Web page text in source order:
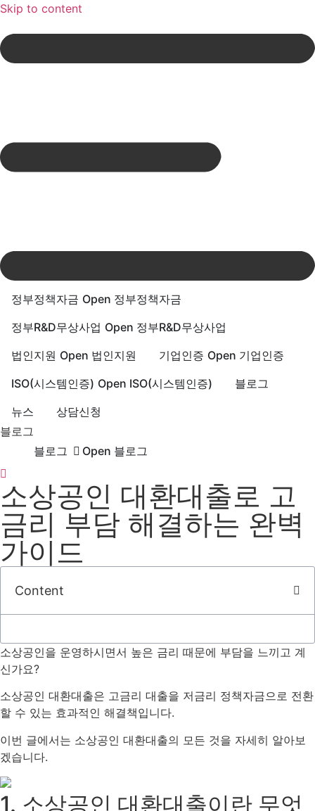
Skip to content
정부정책자금 Open 정부정책자금
정부R&D무상사업 Open 정부R&D무상사업
법인지원 Open 법인지원 기업인증 Open 기업인증
ISO(시스템인증) Open ISO(시스템인증)
블로그
뉴스
상담신청
블로그
블로그
Open 블로그
소상공인 대환대출로 고
금리 부담 해결하는 완벽
가이드
Content
소상공인을 운영하시면서 높은 금리 때문에 부담을 느끼고 계
신가요?
소상공인 대환대출은 고금리 대출을 저금리 정책자금으로 전환
할 수 있는 효과적인 해결책입니다.
이번 글에서는 소상공인 대환대출의 모든 것을 자세히 알아보
겠습니다.
1. 소상공인 대환대출이란 무엇